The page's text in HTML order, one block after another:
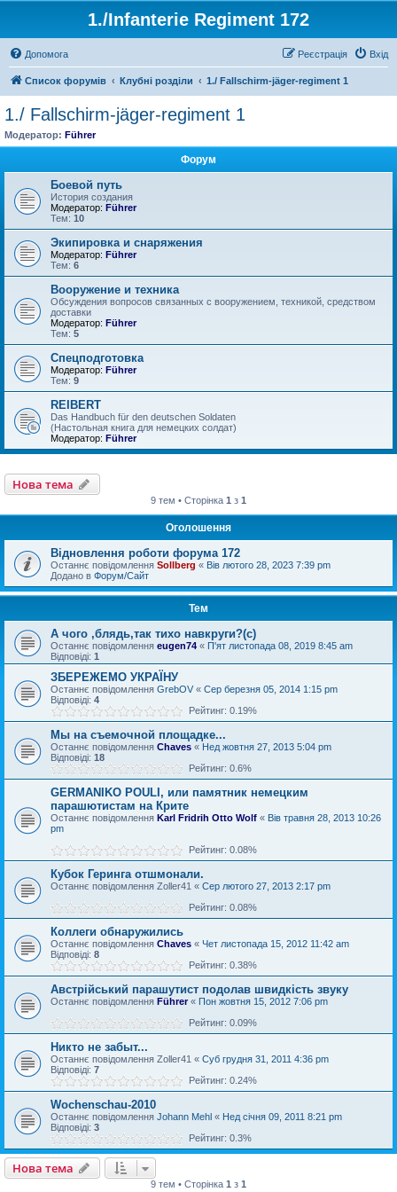
1./Infanterie Regiment 172
Допомога Вхід
Реєстрація
Список форумів Клубні розділи 1./ Fallschirm-jäger-regiment 1
1./ Fallschirm-jäger-regiment 1
Модератор: Führer
Форум
Боевой путь
История создания
Модератор: Führer
Тем: 10
Экипировка и снаряжения
Модератор: Führer
Тем: 6
Вооружение и техника
Обсуждения вопросов связанных с вооружением, техникой, средством
доставки
Модератор: Führer
Тем: 5
Спецподготовка
Модератор: Führer
Тем: 9
REIBERT
Das Handbuch für den deutschen Soldaten
(Настольная книга для немецких солдат)
Модератор: Führer
Нова тема
9 тем • Сторінка 1 з 1
Оголошення
Відновлення роботи форума 172
Останнє повідомлення Sollberg « Вів лютого 28, 2023 7:39 pm
Додано в Форум/Сайт
Тем
А чого ,блядь,так тихо навкруги?(с)
Останнє повідомлення eugen74 « П'ят листопада 08, 2019 8:45 am
Відповіді: 1
ЗБЕРЕЖЕМО УКРАЇНУ
Останнє повідомлення GrebOV « Сер березня 05, 2014 1:15 pm
Відповіді: 4
Рейтинг: 0.19%
Мы на съемочной площадке...
Останнє повідомлення Chaves « Нед жовтня 27, 2013 5:04 pm
Відповіді: 18
Рейтинг: 0.6%
GERMANIKO POULI, или памятник немецким
парашютистам на Крите
Останнє повідомлення Karl Fridrih Otto Wolf « Вів травня 28, 2013 10:26
pm
Рейтинг: 0.08%
Кубок Геринга отшмонали.
Останнє повідомлення Zoller41 « Сер лютого 27, 2013 2:17 pm
Рейтинг: 0.08%
Коллеги обнаружились
Останнє повідомлення Chaves « Чет листопада 15, 2012 11:42 am
Відповіді: 8
Рейтинг: 0.38%
Австрійський парашутист подолав швидкість звуку
Останнє повідомлення Führer« Пон жовтня 15, 2012 7:06 pm
Рейтинг: 0.09%
Никто не забыт...
Останнє повідомлення Zoller41 « Суб грудня 31, 2011 4:36 pm
Відповіді: 7
Рейтинг: 0.24%
Wochenschau-2010
Останнє повідомлення Johann Mehl « Нед січня 09, 2011 8:21 pm
Відповіді: 3
Рейтинг: 0.3%
Нова тема
9 тем • Сторінка 1 з 1